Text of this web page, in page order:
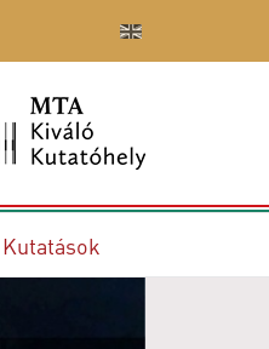
Kutatások